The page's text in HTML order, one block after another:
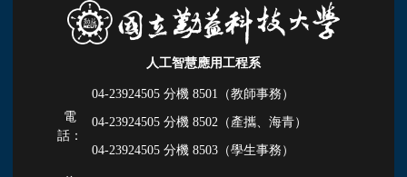
人工智慧應用工程系
電
話：
04-23924505 分機 8501（教師事務）
04-23924505 分機 8502（產攜、海青）
04-23924505 分機 8503（學生事務）